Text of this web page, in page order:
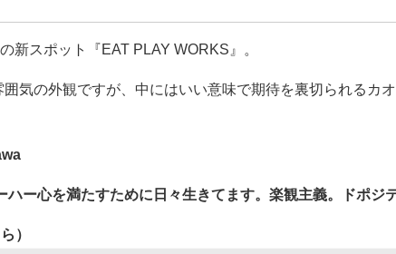
新スポット『EAT PLAY WORKS』。
気の外観ですが、中にはいい意味で期待を裏切られるカ
ハー心を満たすために日々生きてます。楽観主義。ドポジ
）